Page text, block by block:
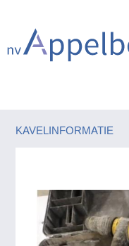
KAVELINFORMATIE